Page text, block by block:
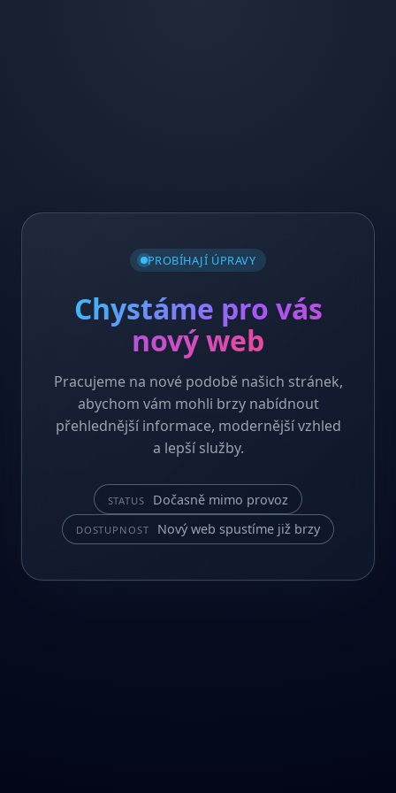
PROBÍHAJÍ ÚPRAVY
Chystáme pro vás
nový web
Pracujeme na nové podobě našich stránek,
abychom vám mohli brzy nabídnout
přehlednější informace, modernější vzhled
a lepší služby.
STATUS Dočasně mimo provoz
DOSTUPNOST Nový web spustíme již brzy